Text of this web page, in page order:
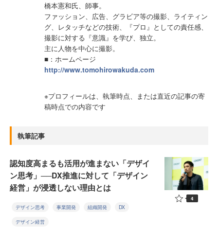
橋本憲和氏、師事。
ファッション、広告、グラビア等の撮影、ライティン
グ、レタッチなどの技術、『プロ』としての責任感、
撮影に対する『意識』を学び、独立。
主に人物を中心に撮影。
■：ホームページ
http://www.tomohirowakuda.com
※プロフィールは、執筆時点、または直近の記事の寄
稿時点での内容です
執筆記事
認知度高まるも活用が進まない「デザイ
ン思考」──DX推進に対して「デザイン
経営」が浸透しない理由とは
デザイン思考 事業開発 組織開発 DX
デザイン経営
4